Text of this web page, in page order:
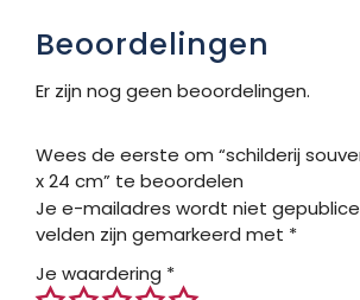
Beoordelingen
Er zijn nog geen beoordelingen.
Wees de eerste om “schilderij
x 24 cm” te beoordelen
Je e-mailadres wordt niet
velden zijn gemarkeerd met *
Je waardering *